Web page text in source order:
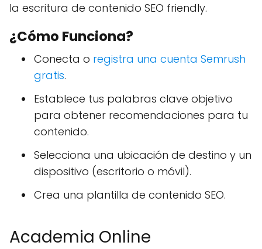
la escritura de contenido SEO friendly.
¿Cómo Funciona?
Conecta o registra una cuenta Semrush
gratis.
Establece tus palabras clave objetivo
para obtener recomendaciones para tu
contenido.
Selecciona una ubicación de destino y un
dispositivo (escritorio o móvil).
Crea una plantilla de contenido SEO.
Academia Online